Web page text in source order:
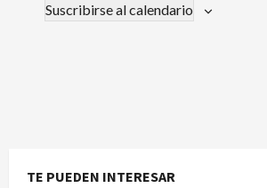
Suscribirse al calendario
TE PUEDEN INTERESAR